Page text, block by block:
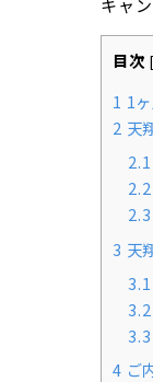
キャ
目次 [
1 1
2 天
2.1
2.2
2.3
3 天
3.1
3.2
3.3
4 ご